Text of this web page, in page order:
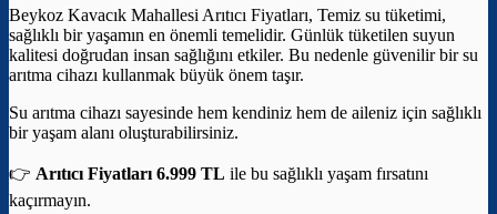
Beykoz Kavacık Mahallesi Arıtıcı Fiyatları, Temiz su tüketimi,
sağlıklı bir yaşamın en önemli temelidir. Günlük tüketilen suyun
kalitesi doğrudan insan sağlığını etkiler. Bu nedenle güvenilir bir su
arıtma cihazı kullanmak büyük önem taşır.
Su arıtma cihazı sayesinde hem kendiniz hem de aileniz için sağlıklı
bir yaşam alanı oluşturabilirsiniz.
👉 Arıtıcı Fiyatları 6.999 TL ile bu sağlıklı yaşam fırsatını
kaçırmayın.